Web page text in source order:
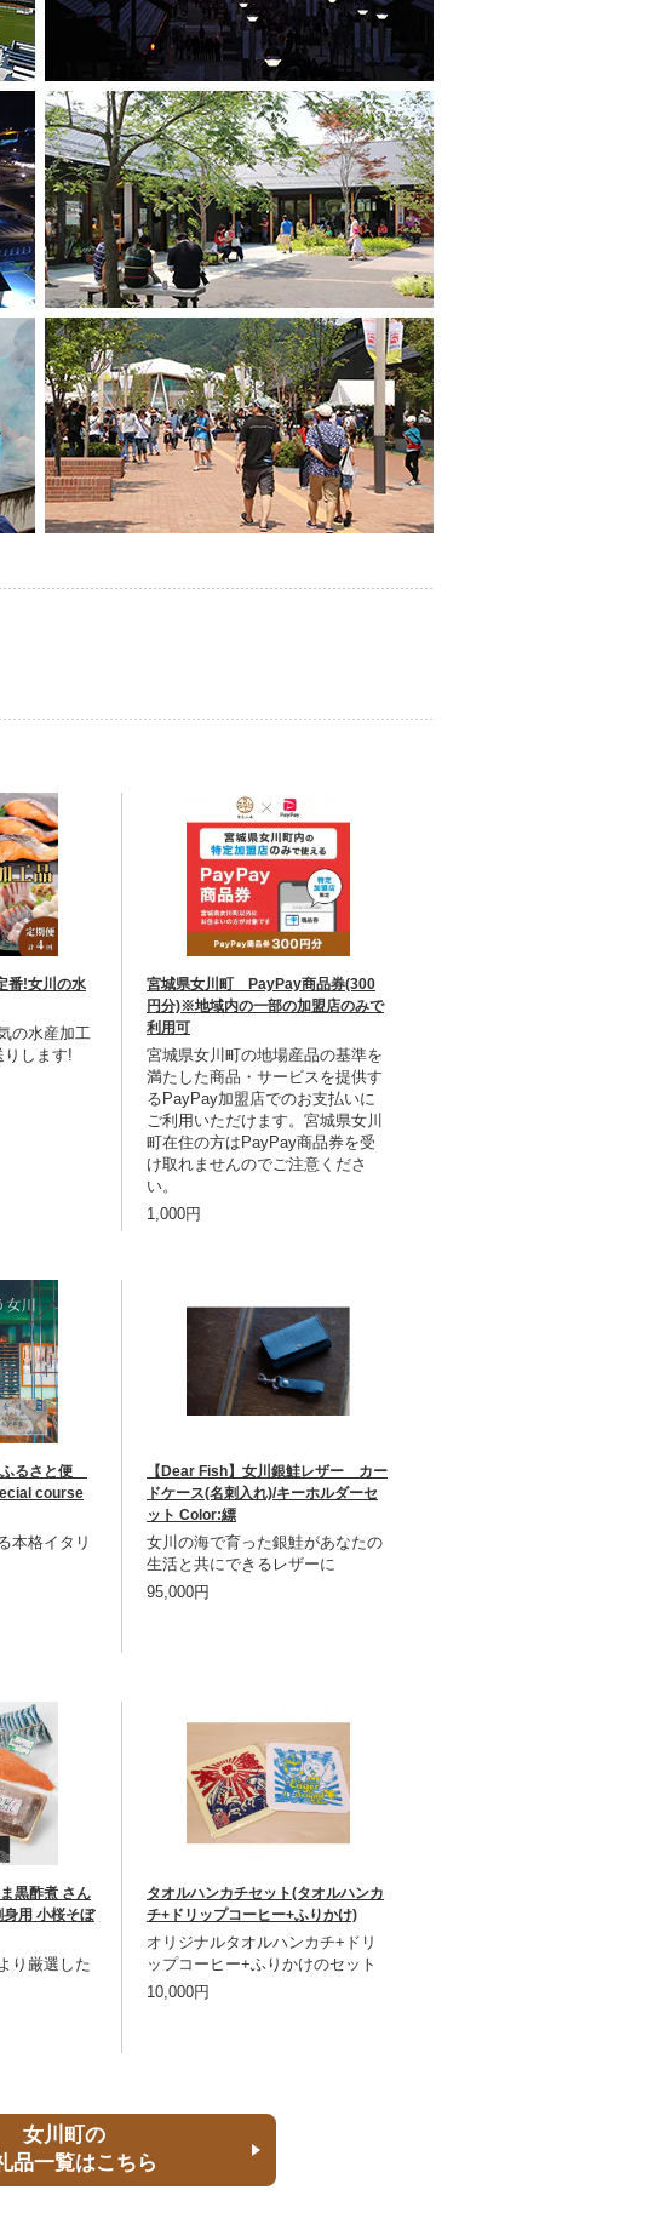
番!女川の水
の水産加工
りします!
宮城県女川町 PayPay商品券(300
円分)※地域内の一部の加盟店のみで
利用可
宮城県女川町の地場産品の基準を
満たした商品・サービスを提供す
るPayPay加盟店でのお支払いに
ご利用いただけます。宮城県女川
町在住の方はPayPay商品券を受
け取れませんのでご注意くださ
い。
1,000円
ふるさと便
course
本格イタリ
【Dear Fish】女川銀鮭レザー カー
ドケース(名刺入れ)/キーホルダーセ
ット Color:縹
女川の海で育った銀鮭があなたの
生活と共にできるレザーに
95,000円
黒酢煮 さん
身用 小桜そぼ
り厳選した
タオルハンカチセット(タオルハンカ
チ+ドリップコーヒー+ふりかけ)
オリジナルタオルハンカチ+ドリ
ップコーヒー+ふりかけのセット
10,000円
女川町の
品一覧はこちら